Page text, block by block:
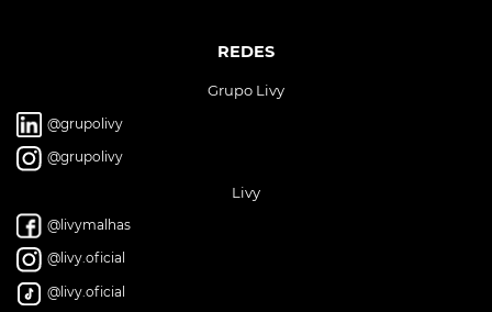
REDES
Grupo Livy
@grupolivy
@grupolivy
Livy
@livymalhas
@livy.oficial
@livy.oficial